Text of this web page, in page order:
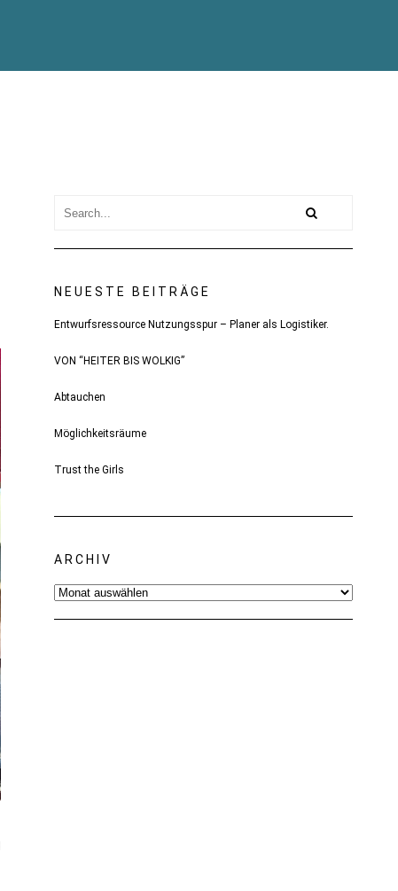
NEUESTE BEITRÄGE
Entwurfsressource Nutzungsspur – Planer als Logistiker.
VON “HEITER BIS WOLKIG”
Abtauchen
Möglichkeitsräume
Trust the Girls
ARCHIV
Archiv